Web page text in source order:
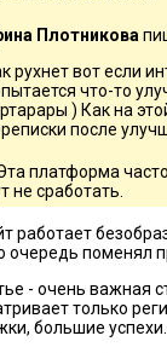
Плотникова
рухнет вот если
что-то
) Как на
после
платформа
не сработать.
работает
очередь поменял
- очень важная
только
большие